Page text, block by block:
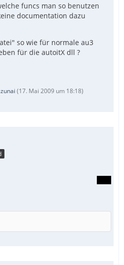
funcs man so benutzen
documentation dazu
so wie für normale au3
für die autoitX dll ?
(17. Mai 2009 um 18:18)